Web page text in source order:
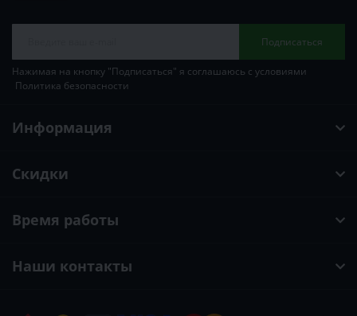
Подписаться
Нажимая на кнопку "Подписаться" я соглашаюсь с условиями
Политика безопасности
Информация
Скидки
Время работы
Наши контакты